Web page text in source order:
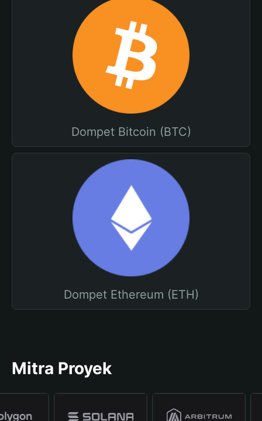
Dompet Bitcoin (BTC)
Dompet Ethereum (ETH)
Mitra Proyek